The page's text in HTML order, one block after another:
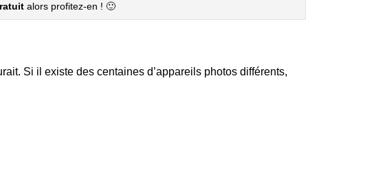
alors profitez-en ! 🙂
Si il existe des centaines d’appareils photos différents,